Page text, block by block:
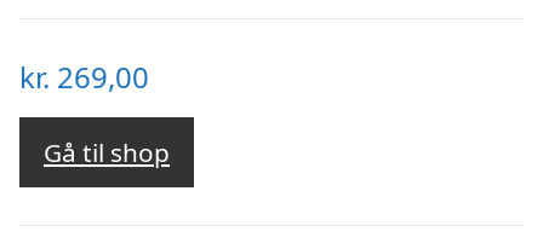
kr. 269,00
Gå til shop